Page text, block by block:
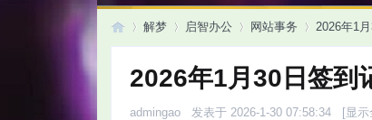
解梦 启智办公 网站事务 2026年1
2026年1月30日签到
admingao 发表于 2026-1-30 07:58:34 [显